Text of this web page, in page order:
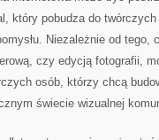
który pobudza do
Niezależnie od
czy edycją fotografii,
osób, którzy chcą
świecie wizualnej